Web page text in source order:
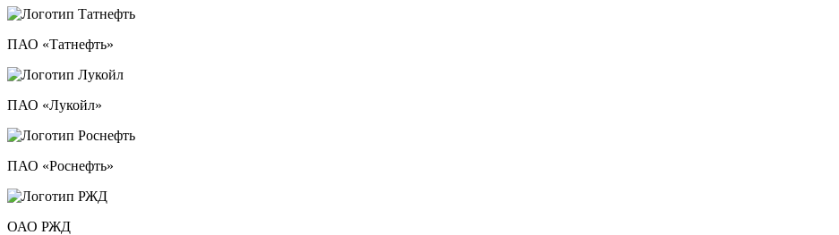
ПАО «Татнефть»
ПАО «Лукойл»
ПАО «Роснефть»
ОАО РЖД